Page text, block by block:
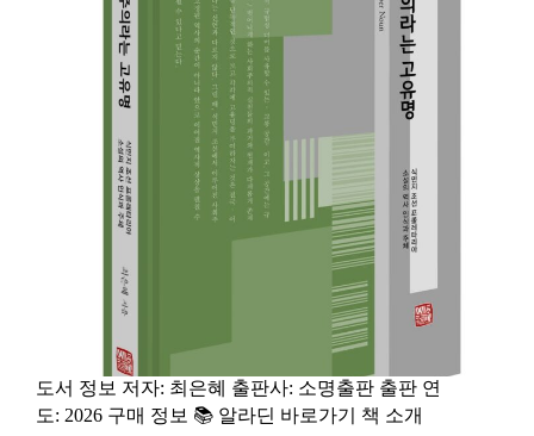
도서 정보 저자: 최은혜 출판사: 소명출판 출판 연
도: 2026 구매 정보 📚 알라딘 바로가기 책 소개